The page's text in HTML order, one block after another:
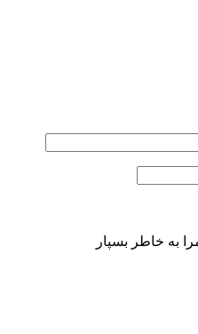
به خاطر بسپار